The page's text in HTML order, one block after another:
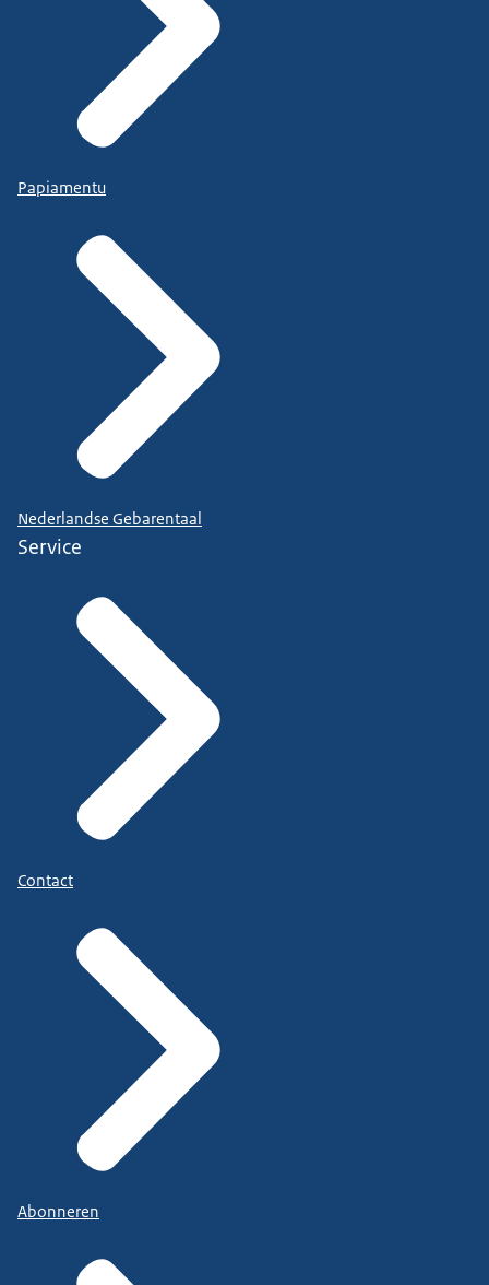
Papiamentu
Nederlandse Gebarentaal
Service
Contact
Abonneren